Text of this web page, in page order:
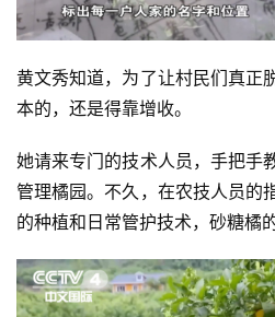
首
页
文
章
黄文秀知道，为了让村民们真正
本的，还是得靠增收。
她请来专门的技术人员，手把手
管理橘园。不久，在农技人员的
的种植和日常管护技术，砂糖橘